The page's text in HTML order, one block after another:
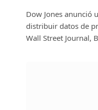
Dow Jones anunció
distribuir datos de
Wall Street Journal,